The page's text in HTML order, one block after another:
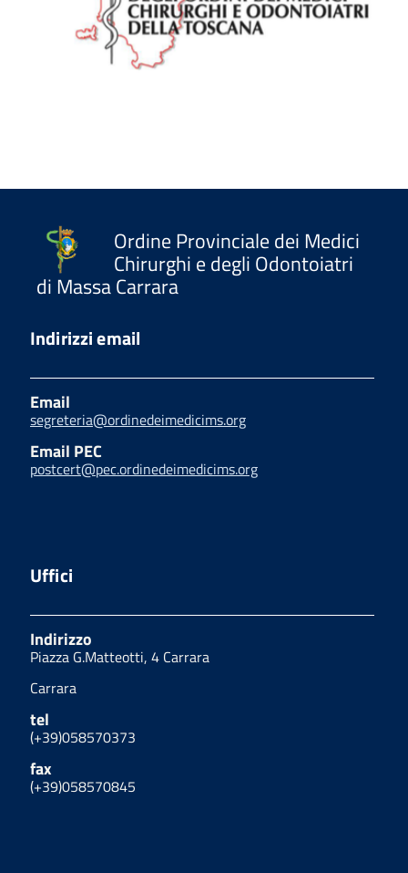
Ordine Provinciale dei Medici
Chirurghi e degli Odontoiatri
di Massa Carrara
Indirizzi email
Email
segreteria@ordinedeimedicims.org
Email PEC
postcert@pec.ordinedeimedicims.org
Uffici
Indirizzo
Piazza G.Matteotti, 4 Carrara
Carrara
tel
(+39)058570373
fax
(+39)058570845